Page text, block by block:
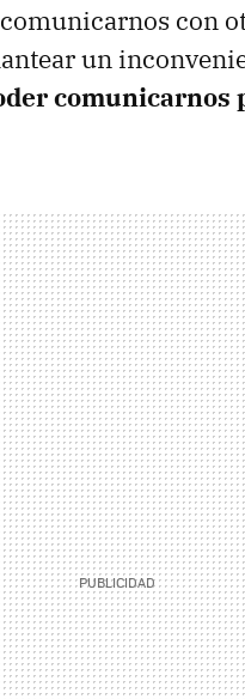
con
un
comunicarnos